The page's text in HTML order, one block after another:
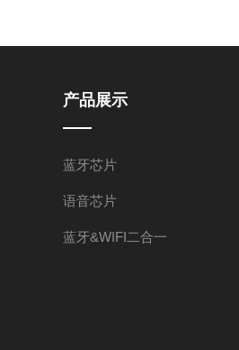
产品展示
蓝牙芯片
语音芯片
蓝牙&WIFI二合一